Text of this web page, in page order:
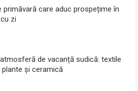
primăvară care aduc prospețime în
zi
de vacanță sudică: textile
plante și ceramică